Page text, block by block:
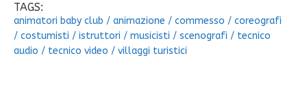
TAGS:
animatori baby club / animazione / commesso / coreografi
/ costumisti / istruttori / musicisti / scenografi / tecnico
audio / tecnico video / villaggi turistici